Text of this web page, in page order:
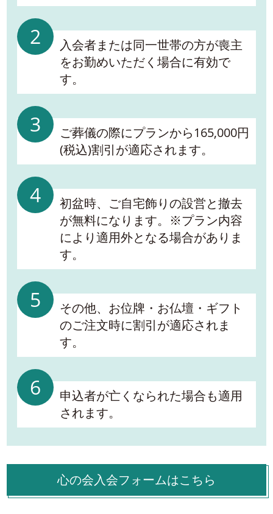
2
入会者または同一世帯の方が喪主
をお勤めいただく場合に有効で
す。
3
ご葬儀の際にプランから165,000円
(税込)割引が適応されます。
4
初盆時、ご自宅飾りの設営と撤去
が無料になります。※プラン内容
により適用外となる場合がありま
す。
5
その他、お位牌・お仏壇・ギフト
のご注文時に割引が適応されま
す。
6
申込者が亡くなられた場合も適用
されます。
心の会入会フォームはこちら